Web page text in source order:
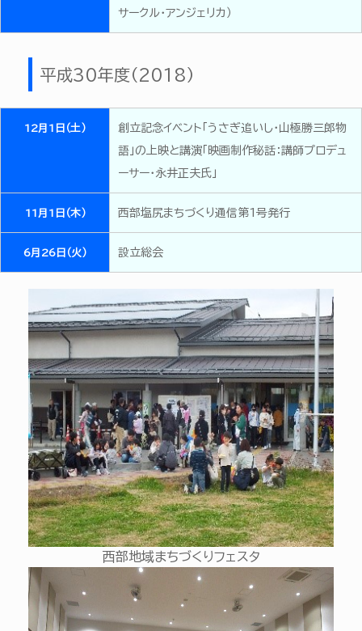
サークル・アンジェリカ）
平成30年度（2018）
12月1日（土）
創立記念イベント「うさぎ追いし・山極勝三郎物
語」の上映と講演「映画制作秘話：講師プロデュ
ーサー・永井正夫氏」
11月1日（木） 西部塩尻まちづくり通信第1号発行
6月26日（火） 設立総会
西部地域まちづくりフェスタ